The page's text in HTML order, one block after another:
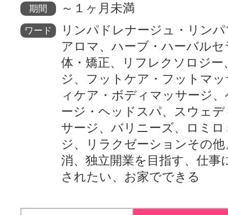
期間 ～１ヶ月未満
ワード
リンパドレナージュ・リン
アロマ、ハーブ・ハーバルセ
体・矯正、リフレクソロジー
ジ、フットケア・フットマ
ィケア・ボディマッサージ
ージ・ヘッドスパ、スウェ
サージ、バリニーズ、ロミ
ジ、リラクゼーションその
消、独立開業を目指す、仕事
されたい、お家でできる